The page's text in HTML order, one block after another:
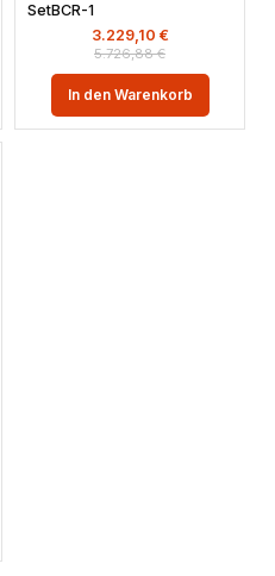
SetBCR-1
5.726,88€
3.229,10 €
In den Warenkorb